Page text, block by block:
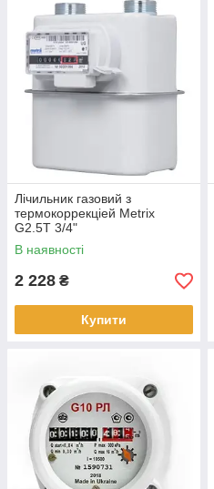
Лічильник газовий з
термокоррекціей Metrix
G2.5T 3/4"
В наявності
2 228 ₴
Купити